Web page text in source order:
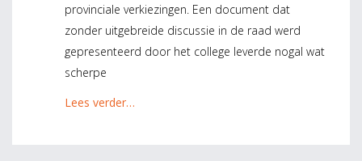
provinciale verkiezingen. Een document dat
zonder uitgebreide discussie in de raad werd
gepresenteerd door het college leverde nogal wat
scherpe
Lees verder…